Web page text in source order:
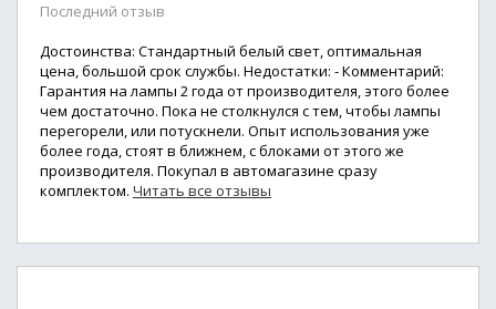
Последний отзыв
Достоинства: Стандартный белый свет, оптимальная
цена, большой срок службы. Недостатки: - Комментарий:
Гарантия на лампы 2 года от производителя, этого более
чем достаточно. Пока не столкнулся с тем, чтобы лампы
перегорели, или потускнели. Опыт использования уже
более года, стоят в ближнем, с блоками от этого же
производителя. Покупал в автомагазине сразу
комплектом. Читать все отзывы